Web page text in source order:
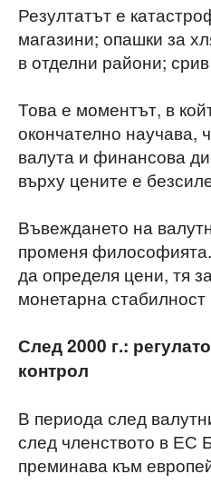
Резултатът е
магазини; опашки за
в отделни райони;
Това е моментът, в
окончателно научава,
валута и финансова
върху цените е
Въвеждането на
променя
да определя цени, тя
монетарна стабилност
След 2000 г.:
контрол
В периода след
след членството в ЕС
преминава към